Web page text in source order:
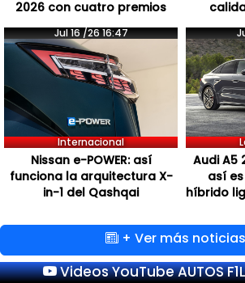
2026 con cuatro premios
Jul 16 /26 16:47
Internacional
Nissan e-POWER: así
funciona la arquitectura X-
in-1 del Qashqai
Audi A5
así
híbrido
+ Ver más
Videos YouTube AUTOS